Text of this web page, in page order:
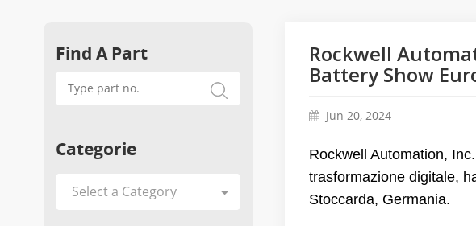
Rockwell
Battery Show
Jun 20, 2024
Rockwell Automation,
trasformazione digitale,
Stoccarda, Germania.
Find A Part
Categorie